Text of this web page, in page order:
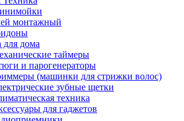
монтажный
для дома
таймеры
и парогенераторы
(машинки для стрижки волос)
зубные щетки
техника
для гаджетов